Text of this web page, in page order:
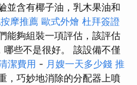
並含有椰子油，乳木果油和
摩推薦 歐式外燴 杜拜簽證
能夠組裝一項評估，該評估
些不是很好。 該設備不僅
潔費用 - 月嫂一天多少錢 推
，巧妙地消除的分配器上噴